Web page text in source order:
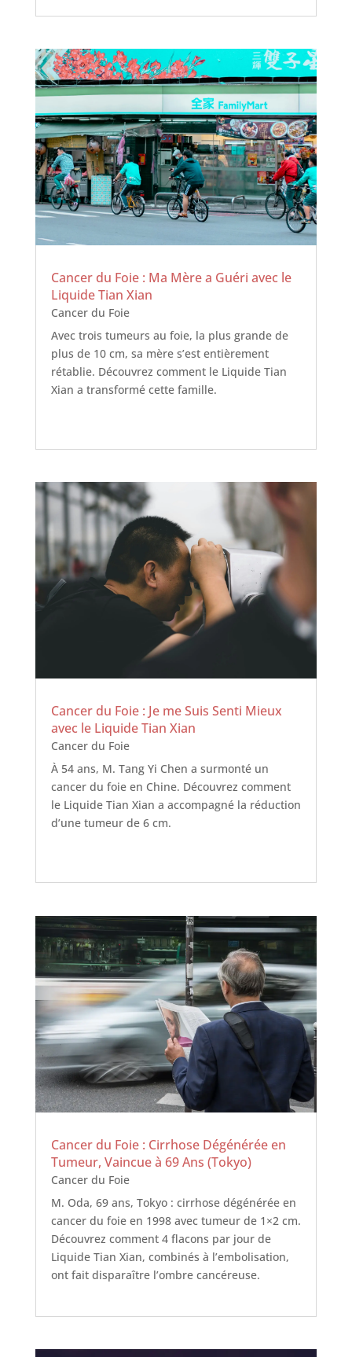
Cancer du Foie : Ma Mère a Guéri avec le
Liquide Tian Xian
Cancer du Foie
Avec trois tumeurs au foie, la plus grande de
plus de 10 cm, sa mère s’est entièrement
rétablie. Découvrez comment le Liquide Tian
Xian a transformé cette famille.
Cancer du Foie : Je me Suis Senti Mieux
avec le Liquide Tian Xian
Cancer du Foie
À 54 ans, M. Tang Yi Chen a surmonté un
cancer du foie en Chine. Découvrez comment
le Liquide Tian Xian a accompagné la réduction
d’une tumeur de 6 cm.
Cancer du Foie : Cirrhose Dégénérée en
Tumeur, Vaincue à 69 Ans (Tokyo)
Cancer du Foie
M. Oda, 69 ans, Tokyo : cirrhose dégénérée en
cancer du foie en 1998 avec tumeur de 1×2 cm.
Découvrez comment 4 flacons par jour de
Liquide Tian Xian, combinés à l’embolisation,
ont fait disparaître l’ombre cancéreuse.